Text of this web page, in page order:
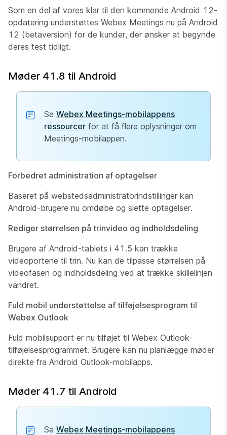
Som en del af vores klar til den kommende Android 12-
opdatering understøttes Webex Meetings nu på Android
12 (betaversion) for de kunder, der ønsker at begynde
deres test tidligt.
Møder 41.8 til Android
Se Webex Meetings-mobilappens
ressourcer for at få flere oplysninger om
Meetings-mobilappen.
Forbedret administration af optagelser
Baseret på webstedsadministratorindstillinger kan
Android-brugere nu omdøbe og slette optagelser.
Rediger størrelsen på trinvideo og indholdsdeling
Brugere af Android-tablets i 41.5 kan trække
videoportene til trin. Nu kan de tilpasse størrelsen på
videofasen og indholdsdeling ved at trække skillelinjen
vandret.
Fuld mobil understøttelse af tilføjelsesprogram til
Webex Outlook
Fuld mobilsupport er nu tilføjet til Webex Outlook-
tilføjelsesprogrammet. Brugere kan nu planlægge møder
direkte fra Android Outlook-mobilapps.
Møder 41.7 til Android
Se Webex Meetings-mobilappens